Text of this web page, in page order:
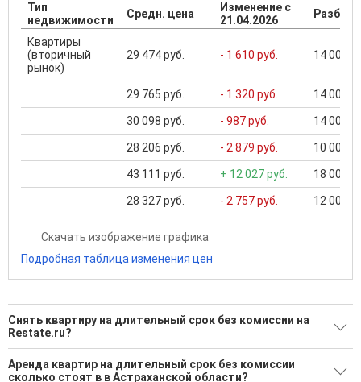
Тип
недвижимости
Средн. цена
Изменение с
21.04.2026
Квартиры
(вторичный
рынок)
29 474 руб. - 1 610 руб. 14 000
29 765 руб. - 1 320 руб. 14 000
30 098 руб. - 987 руб. 14 000
28 206 руб. - 2 879 руб. 10 000
43 111 руб. + 12 027 руб. 18 000
28 327 руб. - 2 757 руб. 12 000
Скачать изображение графика
Подробная таблица изменения цен
Снять квартиру на длительный срок без комиссии на
Restate.ru?
Ищите, как Снять квартиру на длительный срок без
комиссии?
Аренда квартир на длительный срок без комиссии
сколько стоят в в Астраханской области?